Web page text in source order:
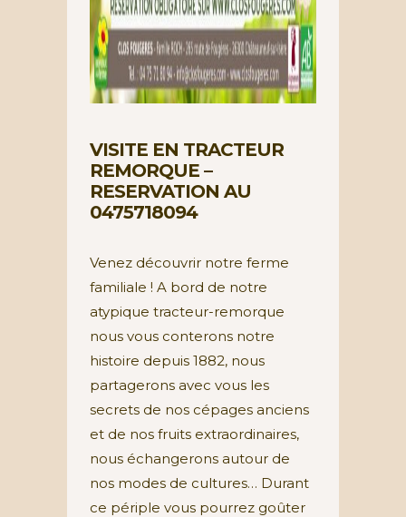
VISITE EN TRACTEUR
REMORQUE –
RESERVATION AU
0475718094
Venez découvrir notre ferme
familiale ! A bord de notre
atypique tracteur-remorque
nous vous conterons notre
histoire depuis 1882, nous
partagerons avec vous les
secrets de nos cépages anciens
et de nos fruits extraordinaires,
nous échangerons autour de
nos modes de cultures… Durant
ce périple vous pourrez goûter